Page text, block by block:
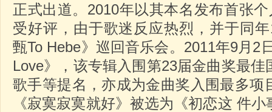
正式出道。2010年以其本名发布首张
受好评，由于歌迷反应热烈，并于同
甄To Hebe》巡回音乐会。2011年9月2
Love》，该专辑入围第23届金曲奖最
歌手等提名，亦成为金曲奖入围最多项
《寂寞寂寞就好》被选为《初恋这 件